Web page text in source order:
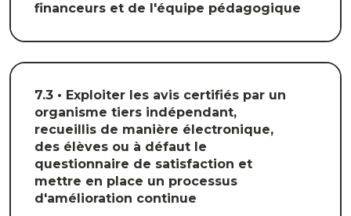
financeurs et de l'équipe pédagogique
7.3 • Exploiter les avis certifiés par un
organisme tiers indépendant,
recueillis de manière électronique,
des élèves ou à défaut le
questionnaire de satisfaction et
mettre en place un processus
d'amélioration continue